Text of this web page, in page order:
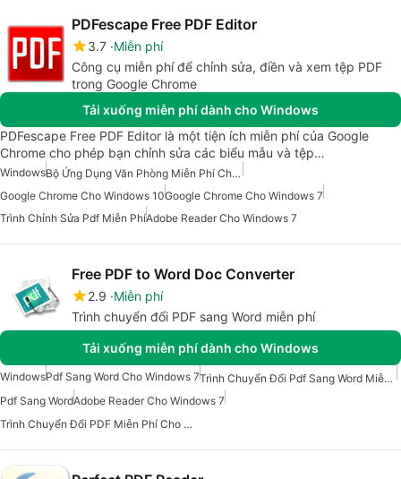
PDFescape Free PDF Editor
3.7 Miễn phí
Công cụ miễn phí để chỉnh sửa, điền và xem tệp PDF
trong Google Chrome
Tải xuống miễn phí dành cho Windows
PDFescape Free PDF Editor là một tiện ích miễn phí của Google
Chrome cho phép bạn chỉnh sửa các biểu mẫu và tệp…
Windows
Bộ Ứng Dụng Văn Phòng Miễn Phí Cho Windows
Google Chrome Cho Windows 10Google Chrome Cho Windows 7
Trình Chỉnh Sửa Pdf Miễn PhíAdobe Reader Cho Windows 7
Free PDF to Word Doc Converter
2.9 Miễn phí
Trình chuyển đổi PDF sang Word miễn phí
Tải xuống miễn phí dành cho Windows
WindowsPdf Sang Word Cho Windows 7
Trình Chuyển Đổi Pdf Sang Word Miễn Phí Cho Windows
Pdf Sang WordAdobe Reader Cho Windows 7
Trình Chuyển Đổi PDF Miễn Phí Cho Windows 7